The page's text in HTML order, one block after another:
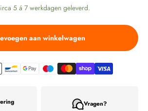
5 á 7 werkdagen geleverd.
aan winkelwagen
Vragen?